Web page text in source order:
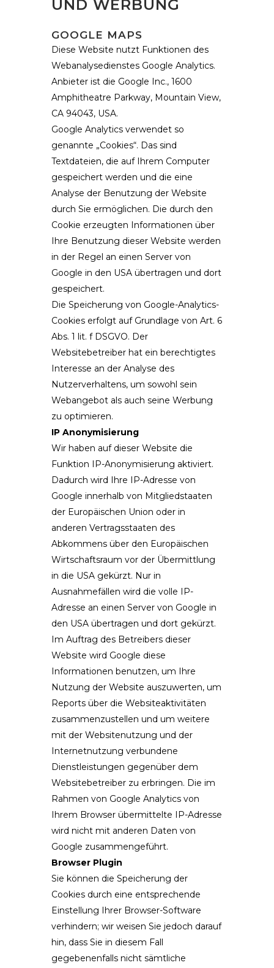
UND WERBUNG
GOOGLE MAPS
Diese Website nutzt Funktionen des
Webanalysedienstes Google Analytics.
Anbieter ist die Google Inc., 1600
Amphitheatre Parkway, Mountain View,
CA 94043, USA.
Google Analytics verwendet so
genannte „Cookies“. Das sind
Textdateien, die auf Ihrem Computer
gespeichert werden und die eine
Analyse der Benutzung der Website
durch Sie ermöglichen. Die durch den
Cookie erzeugten Informationen über
Ihre Benutzung dieser Website werden
in der Regel an einen Server von
Google in den USA übertragen und dort
gespeichert.
Die Speicherung von Google-Analytics-
Cookies erfolgt auf Grundlage von Art. 6
Abs. 1 lit. f DSGVO. Der
Websitebetreiber hat ein berechtigtes
Interesse an der Analyse des
Nutzerverhaltens, um sowohl sein
Webangebot als auch seine Werbung
zu optimieren.
IP Anonymisierung
Wir haben auf dieser Website die
Funktion IP-Anonymisierung aktiviert.
Dadurch wird Ihre IP-Adresse von
Google innerhalb von Mitgliedstaaten
der Europäischen Union oder in
anderen Vertragsstaaten des
Abkommens über den Europäischen
Wirtschaftsraum vor der Übermittlung
in die USA gekürzt. Nur in
Ausnahmefällen wird die volle IP-
Adresse an einen Server von Google in
den USA übertragen und dort gekürzt.
Im Auftrag des Betreibers dieser
Website wird Google diese
Informationen benutzen, um Ihre
Nutzung der Website auszuwerten, um
Reports über die Websiteaktivitäten
zusammenzustellen und um weitere
mit der Websitenutzung und der
Internetnutzung verbundene
Dienstleistungen gegenüber dem
Websitebetreiber zu erbringen. Die im
Rahmen von Google Analytics von
Ihrem Browser übermittelte IP-Adresse
wird nicht mit anderen Daten von
Google zusammengeführt.
Browser Plugin
Sie können die Speicherung der
Cookies durch eine entsprechende
Einstellung Ihrer Browser-Software
verhindern; wir weisen Sie jedoch darauf
hin, dass Sie in diesem Fall
gegebenenfalls nicht sämtliche